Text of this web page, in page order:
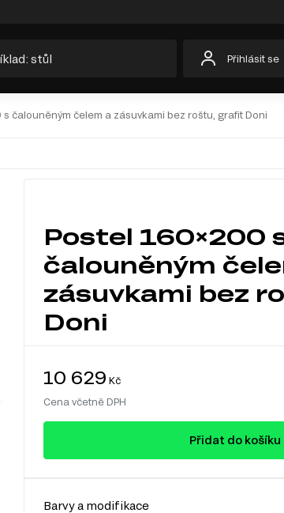
Přihlásit se
s čalouněným čelem a zásuvkami bez roštu, grafit Doni
Postel 160×200
čalouněným
zásuvkami bez
Doni
10 629 Kč
Cena včetně DPH
Přidat do košíku
Barvy a modifikace